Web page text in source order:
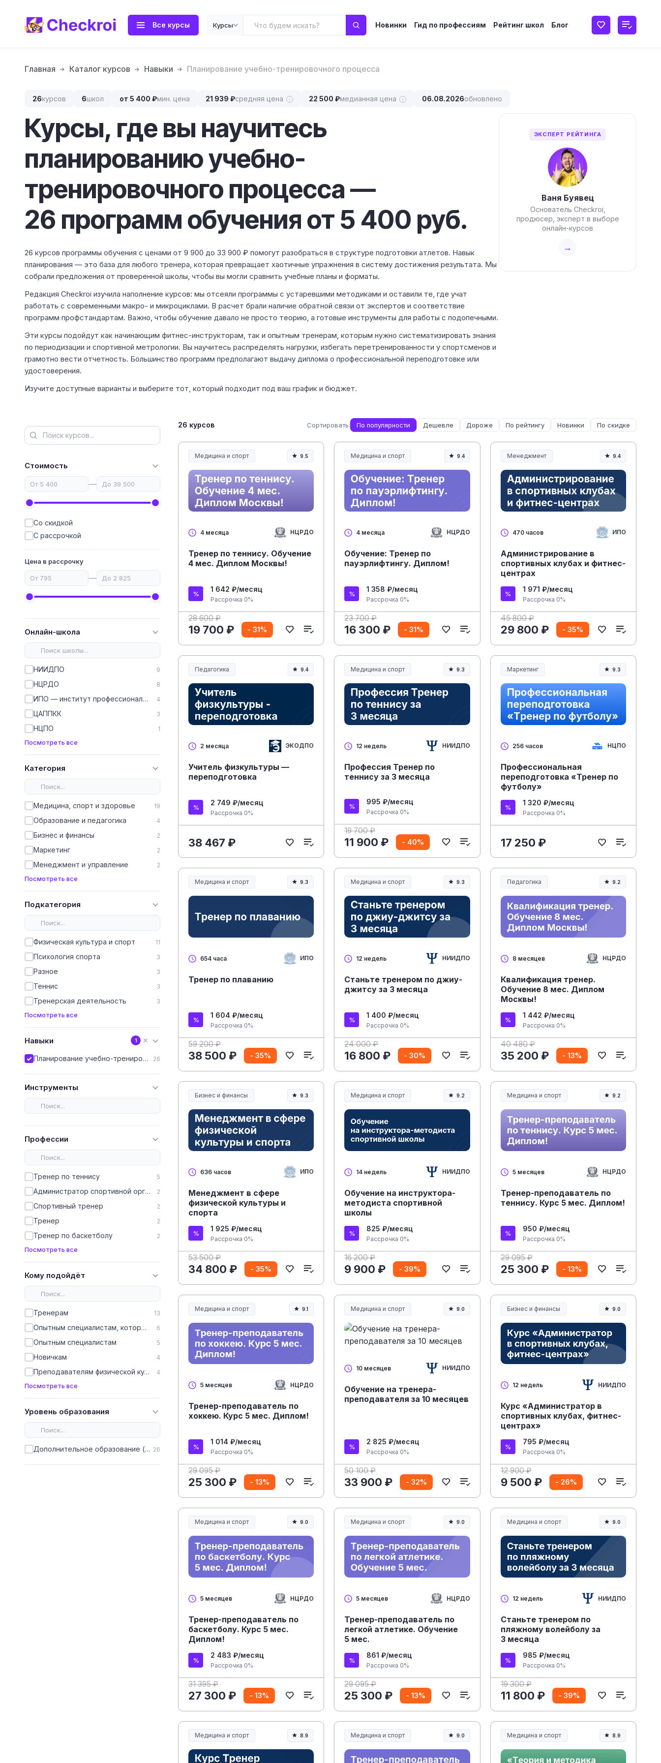
Все курсы Курсы Новинки Гид по профессиям Рейтинг школ Блог
Главная Каталог курсов Навыки Планирование учебно-тренировочного процесса
26курсов 6школ от 5 400 ₽мин. цена 21 939 ₽средняя цена 22 500 ₽медианная цена 06.08.2026обновлено
Курсы, где вы научитесь
планированию учебно-
тренировочного процесса —
26 программ обучения от 5 400 руб.
26 курсов программы обучения с ценами от 9 900 до 33 900 ₽ помогут разобраться в структуре подготовки атлетов. Навык
планирования — это база для любого тренера, которая превращает хаотичные упражнения в систему достижения результата. Мы
собрали предложения от проверенной школы, чтобы вы могли сравнить учебные планы и форматы.
Редакция Checkroi изучила наполнение курсов: мы отсеяли программы с устаревшими методиками и оставили те, где учат
работать с современными макро- и микроциклами. В расчет брали наличие обратной связи от экспертов и соответствие
программ профстандартам. Важно, чтобы обучение давало не просто теорию, а готовые инструменты для работы с подопечными.
Эти курсы подойдут как начинающим фитнес-инструкторам, так и опытным тренерам, которым нужно систематизировать знания
по периодизации и спортивной метрологии. Вы научитесь распределять нагрузки, избегать перетренированности у спортсменов и
грамотно вести отчетность. Большинство программ предполагают выдачу диплома о профессиональной переподготовке или
удостоверения.
Изучите доступные варианты и выберите тот, который подходит под ваш график и бюджет.
ЭКСПЕРТ РЕЙТИНГА
Ваня Буявец
Основатель Checkroi,
продюсер, эксперт в выборе
онлайн-курсов
→
Стоимость
—
Со скидкой
С рассрочкой
Цена в рассрочку
—
Онлайн-школа
НИИДПО 9
НЦРДО 8
ИПО — институт профессионального образования 4
ЦАППКК 3
НЦПО 1
Посмотреть все
Категория
Медицина, спорт и здоровье 19
Образование и педагогика 4
Бизнес и финансы 2
Маркетинг 2
Менеджмент и управление 2
Посмотреть все
Подкатегория
Физическая культура и спорт 11
Психология спорта 3
Разное 3
Теннис 3
Тренерская деятельность 3
Посмотреть все
Навыки 1 ✕
Планирование учебно-тренировочного процесса 26
Инструменты
Профессии
Тренер по теннису 5
Администратор спортивной организации 2
Спортивный тренер 2
Тренер 2
Тренер по баскетболу 2
Посмотреть все
Кому подойдёт
Тренерам 13
Опытным специалистам, которым нужно подтверждение квалификации 6
Опытным специалистам 5
Новичкам 4
Преподавателям физической культуры 4
Посмотреть все
Уровень образования
Дополнительное образование (ДПО) 26
26 курсов Сортировать: По популярности Дешевле Дороже По рейтингу Новинки По скидке
Медицина и спорт
Медицина, спорт и здоровье
9.5
4 месяца НЦРДО
Тренер по теннису. Обучение
4 мес. Диплом Москвы!
1 642 ₽/месяц
Рассрочка 0%
28 600 ₽
19 700 ₽ - 31%
Медицина и спорт
Медицина, спорт и здоровье
9.4
4 месяца НЦРДО
Обучение: Тренер по
пауэрлифтингу. Диплом!
1 358 ₽/месяц
Рассрочка 0%
23 700 ₽
16 300 ₽ - 31%
Менеджмент
Менеджмент и управление
9.4
470 часов ИПО
Администрирование в
спортивных клубах и фитнес-
центрах
1 971 ₽/месяц
Рассрочка 0%
45 800 ₽
29 800 ₽ - 35%
Педагогика
Образование и педагогика
9.4
2 месяца ЭКОДПО
Учитель физкультуры —
переподготовка
2 749 ₽/месяц
Рассрочка 0%
38 467 ₽
Медицина и спорт
Медицина, спорт и здоровье
9.3
12 недель НИИДПО
Профессия Тренер по
теннису за 3 месяца
995 ₽/месяц
Рассрочка 0%
19 700 ₽
11 900 ₽ - 40%
Маркетинг 9.3
256 часов НЦПО
Профессиональная
переподготовка «Тренер по
футболу»
1 320 ₽/месяц
Рассрочка 0%
17 250 ₽
Медицина и спорт
Медицина, спорт и здоровье
9.3
654 часа ИПО
Тренер по плаванию
1 604 ₽/месяц
Рассрочка 0%
59 200 ₽
38 500 ₽ - 35%
Медицина и спорт
Медицина, спорт и здоровье
9.3
12 недель НИИДПО
Станьте тренером по джиу-
джитсу за 3 месяца
1 400 ₽/месяц
Рассрочка 0%
24 000 ₽
16 800 ₽ - 30%
Педагогика
Образование и педагогика
9.2
8 месяцев НЦРДО
Квалификация тренер.
Обучение 8 мес. Диплом
Москвы!
1 442 ₽/месяц
Рассрочка 0%
40 480 ₽
35 200 ₽ - 13%
Бизнес и финансы 9.3
636 часов ИПО
Менеджмент в сфере
физической культуры и
спорта
1 925 ₽/месяц
Рассрочка 0%
53 500 ₽
34 800 ₽ - 35%
Медицина и спорт
Медицина, спорт и здоровье
9.2
14 недель НИИДПО
Обучение на инструктора-
методиста спортивной
школы
825 ₽/месяц
Рассрочка 0%
16 200 ₽
9 900 ₽ - 39%
Медицина и спорт
Медицина, спорт и здоровье
9.2
5 месяцев НЦРДО
Тренер-преподаватель по
теннису. Курс 5 мес. Диплом!
950 ₽/месяц
Рассрочка 0%
29 095 ₽
25 300 ₽ - 13%
Медицина и спорт
Медицина, спорт и здоровье
9.1
5 месяцев НЦРДО
Тренер-преподаватель по
хоккею. Курс 5 мес. Диплом!
1 014 ₽/месяц
Рассрочка 0%
29 095 ₽
25 300 ₽ - 13%
Медицина и спорт
Медицина, спорт и здоровье
9.0
10 месяцев НИИДПО
Обучение на тренера-
преподавателя за 10 месяцев
2 825 ₽/месяц
Рассрочка 0%
50 100 ₽
33 900 ₽ - 32%
Бизнес и финансы 9.0
12 недель НИИДПО
Курс «Администратор в
спортивных клубах, фитнес-
центрах»
795 ₽/месяц
Рассрочка 0%
12 900 ₽
9 500 ₽ - 26%
Медицина и спорт
Медицина, спорт и здоровье
9.0
5 месяцев НЦРДО
Тренер-преподаватель по
баскетболу. Курс 5 мес.
Диплом!
2 483 ₽/месяц
Рассрочка 0%
31 395 ₽
27 300 ₽ - 13%
Медицина и спорт
Медицина, спорт и здоровье
9.0
5 месяцев НЦРДО
Тренер-преподаватель по
легкой атлетике. Обучение
5 мес.
861 ₽/месяц
Рассрочка 0%
29 095 ₽
25 300 ₽ - 13%
Медицина и спорт
Медицина, спорт и здоровье
9.0
12 недель НИИДПО
Станьте тренером по
пляжному волейболу за
3 месяца
985 ₽/месяц
Рассрочка 0%
19 300 ₽
11 800 ₽ - 39%
Медицина и спорт
Медицина, спорт и здоровье
8.9 Медицина и спорт
Медицина, спорт и здоровье
9.0 Медицина и спорт
Медицина, спорт и здоровье
8.9